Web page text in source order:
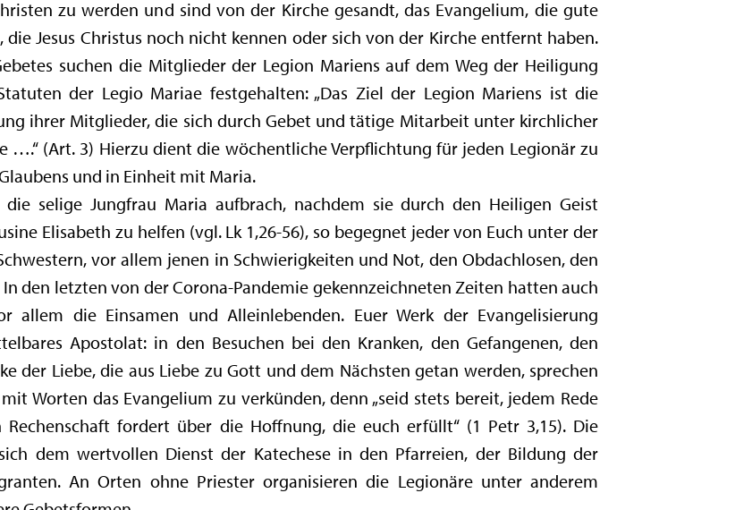
zu werden und sind von der Kirche gesandt, das Evangelium, die gute
Jesus Christus noch nicht kennen oder sich von der Kirche entfernt haben.
suchen die Mitglieder der Legion Mariens auf dem Weg der Heiligung
der Legio Mariae festgehalten: „Das Ziel der Legion Mariens ist die
ihrer Mitglieder, die sich durch Gebet und tätige Mitarbeit unter kirchlicher
….“ (Art. 3) Hierzu dient die wöchentliche Verpflichtung für jeden Legionär zu
und in Einheit mit Maria.
selige Jungfrau Maria aufbrach, nachdem sie durch den Heiligen Geist
Elisabeth zu helfen (vgl. Lk 1,26-56), so begegnet jeder von Euch unter der
vor allem jenen in Schwierigkeiten und Not, den Obdachlosen, den
den letzten von der Corona-Pandemie gekennzeichneten Zeiten hatten auch
allem die Einsamen und Alleinlebenden. Euer Werk der Evangelisierung
Apostolat: in den Besuchen bei den Kranken, den Gefangenen, den
der Liebe, die aus Liebe zu Gott und dem Nächsten getan werden, sprechen
Worten das Evangelium zu verkünden, denn „seid stets bereit, jedem Rede
fordert über die Hoffnung, die euch erfüllt“ (1 Petr 3,15). Die
dem wertvollen Dienst der Katechese in den Pfarreien, der Bildung der
An Orten ohne Priester organisieren die Legionäre unter anderem